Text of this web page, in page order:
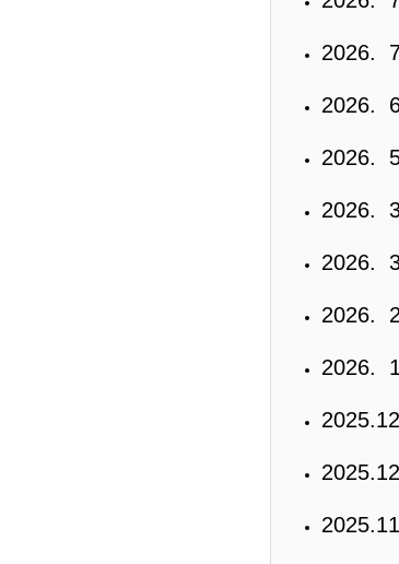
2026.
2026.
2026.
2026.
2026.
2026.
2026.